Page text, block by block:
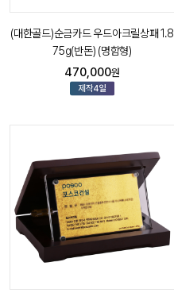
(대한골드)순금카드 우드아크릴상패 1.8
75g(반돈) (명함형)
470,000원